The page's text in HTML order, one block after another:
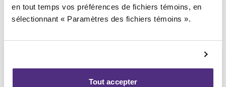
en tout temps vos préférences de fichiers témoins, en
sélectionnant « Paramètres des fichiers témoins ».
Tout accepter